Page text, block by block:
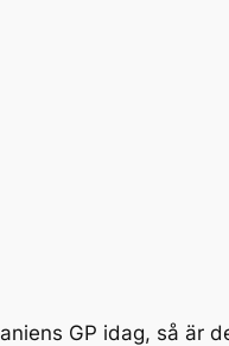
GP idag, så är